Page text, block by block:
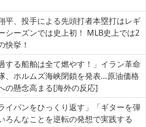
平、投手による先頭打者本塁打はレギ
シーズンでは史上初！ MLB史上では2
快挙！
する船舶は全て燃やす！」イラン革命
、ホルムズ海峡閉鎖を発表…原油価格
の懸念高まる[海外の反応]
イパンをひっくり返す」「ギターを弾
ろんなことを逆転の発想で実践する